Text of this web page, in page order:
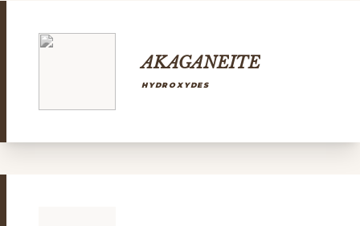
AKAGANEITE
HYDROXYDES